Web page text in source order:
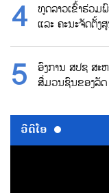
ທູດລາວເຂົ້າຮ່ວມ
ແລະ ຄະນະຈັດຕັ້
ອົງການ ສປຊ ສະ
ສື່ມວນຊົນຂອງລັດ
ວີດີໂອ